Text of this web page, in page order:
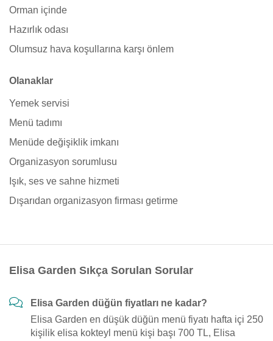
Orman içinde
Hazırlık odası
Olumsuz hava koşullarına karşı önlem
Olanaklar
Yemek servisi
Menü tadımı
Menüde değişiklik imkanı
Organizasyon sorumlusu
Işık, ses ve sahne hizmeti
Dışarıdan organizasyon firması getirme
Elisa Garden Sıkça Sorulan Sorular
Elisa Garden düğün fiyatları ne kadar?
Elisa Garden en düşük düğün menü fiyatı hafta içi 250
kişilik elisa kokteyl menü kişi başı 700 TL, Elisa